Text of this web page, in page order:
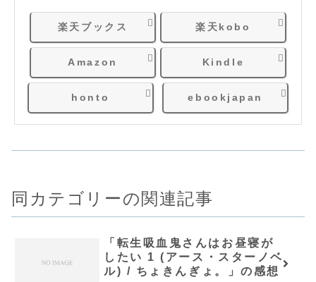
楽天ブックス 楽天kobo
Amazon Kindle
honto ebookjapan
同カテゴリーの関連記事
「転生吸血鬼さんはお昼寝が
したい 1 (アース・スターノベ
ル) / ちょきんぎょ。」の感想